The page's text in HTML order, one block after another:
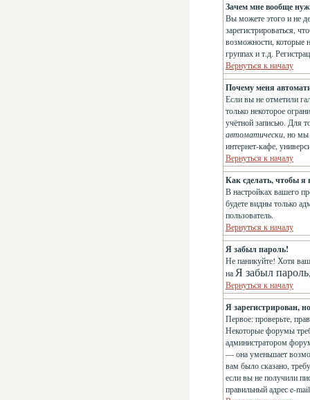
Зачем мне вообще
Вы можете этого и не
зарегистрироваться,
возможности, которые
группах и т.д.
Вернуться к началу
Почему меня
Если вы не отметили
только некоторое
учётной записью. Для
автоматически, но мы
интернет-кафе,
Вернуться к началу
Как сделать, чтобы я
В настройках вашего
будете видны только
пользователь.
Вернуться к началу
Я забыл пароль!
Не паникуйте! Хотя
на Я забыл пароль
Вернуться к началу
Я зарегистрирован,
Первое: проверьте,
Некоторые форумы
администратором
— она уменьшает
вам было сказано,
если вы не получили
правильный адрес e-